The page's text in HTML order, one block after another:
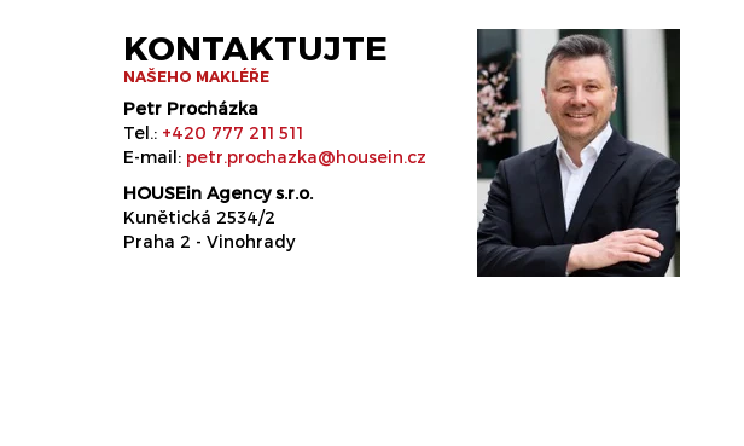
KONTAKTUJTE
NAŠEHO MAKLÉŘE
Petr Procházka
Tel.: +420 777 211 511
E-mail: petr.prochazka@housein.cz
HOUSEin Agency s.r.o.
Kunětická 2534/2
Praha 2 - Vinohrady